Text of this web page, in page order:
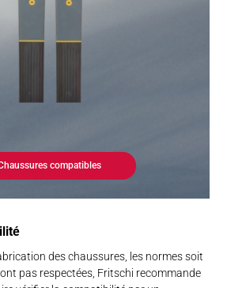
compatibles
des chaussures, les normes soit
pas respectées, Fritschi recommande